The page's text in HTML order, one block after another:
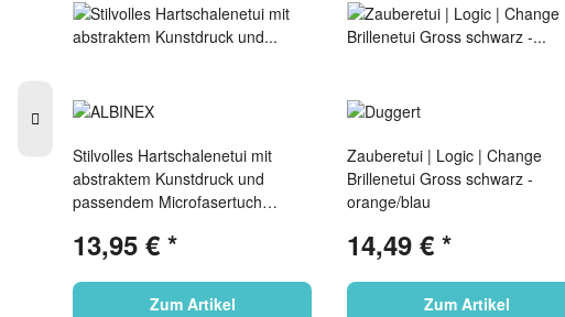
Stilvolles Hartschalenetui mit
abstraktem Kunstdruck und
passendem Microfasertuch
13,95 € *
Zum Artikel
Zauberetui | Logic | Change
Brillenetui Gross schwarz -
orange/blau
14,49 € *
Zum Artikel